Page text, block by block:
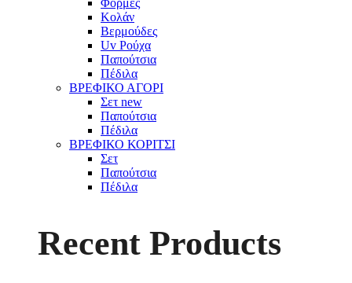
Φόρμες
Κολάν
Βερμούδες
Uv Ρούχα
Παπούτσια
Πέδιλα
ΒΡΕΦΙΚΟ ΑΓΟΡΙ
Σετ new
Παπούτσια
Πέδιλα
ΒΡΕΦΙΚΟ ΚΟΡΙΤΣΙ
Σετ
Παπούτσια
Πέδιλα
Recent Products